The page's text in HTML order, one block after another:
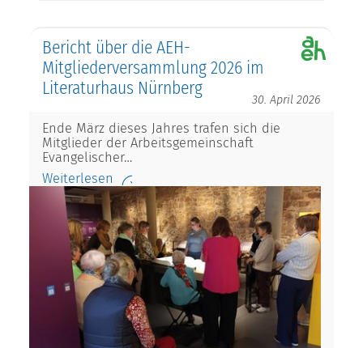
Bericht über die AEH-
Mitgliederversammlung 2026 im
Literaturhaus Nürnberg
30. April 2026
Ende März dieses Jahres trafen sich die
Mitglieder der Arbeitsgemeinschaft
Evangelischer…
Weiterlesen